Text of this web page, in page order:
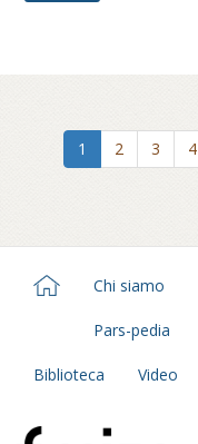
1 2 3 4
Chi siamo
Pars-pedia
Biblioteca Video